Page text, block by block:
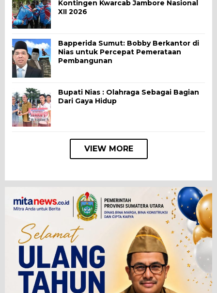
Kontingen Kwarcab Jambore Nasional
XII 2026
Bapperida Sumut: Bobby Berkantor di
Nias untuk Percepat Pemerataan
Pembangunan
Bupati Nias : Olahraga Sebagai Bagian
Dari Gaya Hidup
VIEW MORE